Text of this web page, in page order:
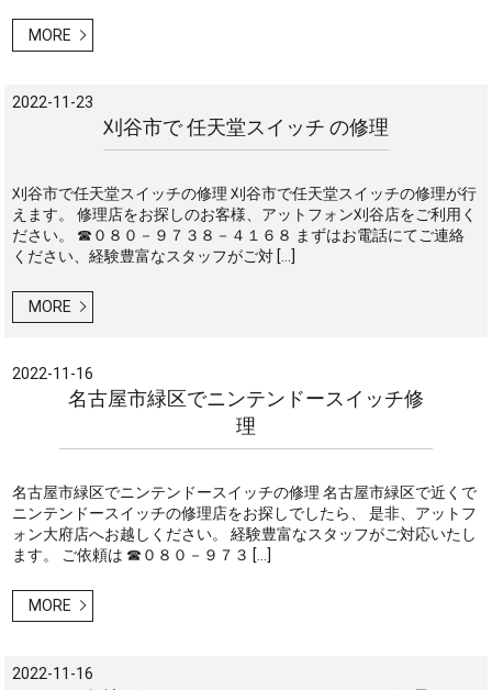
MORE
2022-11-23
刈谷市で 任天堂スイッチ の修理
刈谷市で任天堂スイッチの修理 刈谷市で任天堂スイッチの修理が行
えます。 修理店をお探しのお客様、アットフォン刈谷店をご利用く
ださい。 ☎０８０－９７３８－４１６８ まずはお電話にてご連絡
ください、経験豊富なスタッフがご対 […]
MORE
2022-11-16
名古屋市緑区でニンテンドースイッチ修
理
名古屋市緑区でニンテンドースイッチの修理 名古屋市緑区で近くで
ニンテンドースイッチの修理店をお探しでしたら、 是非、アットフ
ォン大府店へお越しください。 経験豊富なスタッフがご対応いたし
ます。 ご依頼は ☎０８０－９７３ […]
MORE
2022-11-16